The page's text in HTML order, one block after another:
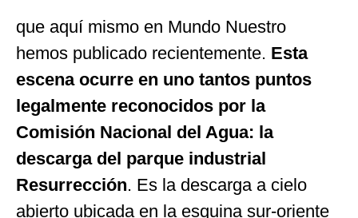
que aquí mismo en Mundo Nuestro
hemos publicado recientemente. Esta
escena ocurre en uno tantos puntos
legalmente reconocidos por la
Comisión Nacional del Agua: la
descarga del parque industrial
Resurrección. Es la descarga a cielo
abierto ubicada en la esquina sur-oriente